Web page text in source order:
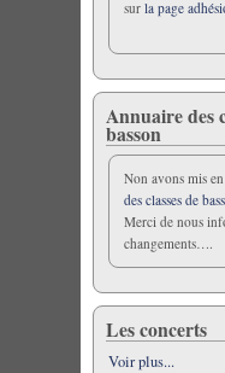
surla page
Annuaire des
basson
Non avons mis
des classes de
Merci de nous
changements….
Les concerts
Voir plus...